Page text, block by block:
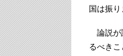
国は振り
論説が
るべき